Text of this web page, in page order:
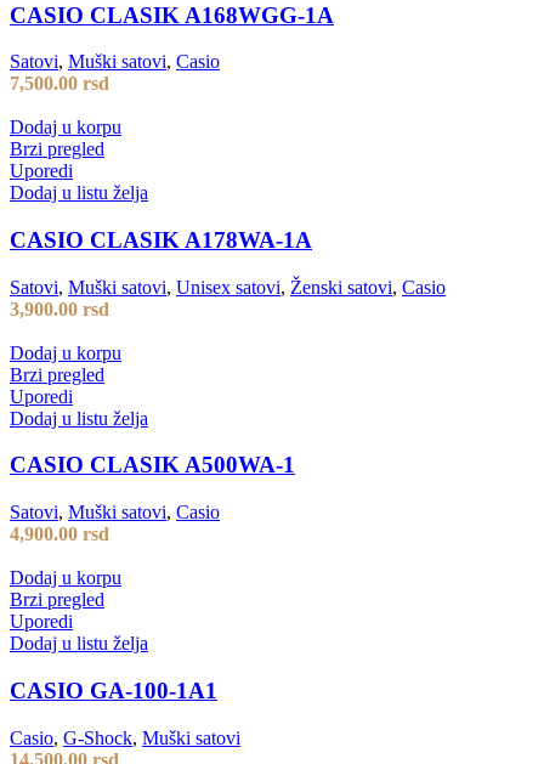
CASIO CLASIK A168WGG-1A
Satovi, Muški satovi, Casio
7,500.00 rsd
Dodaj u korpu
Brzi pregled
Uporedi
Dodaj u listu želja
CASIO CLASIK A178WA-1A
Satovi, Muški satovi, Unisex satovi, Ženski satovi, Casio
3,900.00 rsd
Dodaj u korpu
Brzi pregled
Uporedi
Dodaj u listu želja
CASIO CLASIK A500WA-1
Satovi, Muški satovi, Casio
4,900.00 rsd
Dodaj u korpu
Brzi pregled
Uporedi
Dodaj u listu želja
CASIO GA-100-1A1
Casio, G-Shock, Muški satovi
14,500.00 rsd